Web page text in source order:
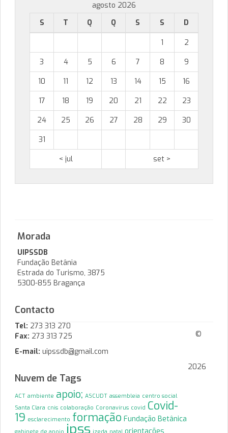
agosto 2026
S
T Q Q S S D
1
2
3
4 5 6 7 8
9
10
11 12 13 14 15
16
17
18 19 20 21 22
23
24
25 26 27 28 29
30
31
< jul
set >
Morada
UIPSSDB
Fundação Betânia
Estrada do Turismo, 3875
5300-855 Bragança
Contacto
Tel: 273 313 270
Fax: 273 313 725
E-mail: uipssdb@gmail.com
Nuvem de Tags
ACT ambiente apoio; ASCUDT assembleia centro social
Santa Clara cnis colaboração Coronavírus covid Covid-
19 esclarecimento formação Fundação Betânica
gabinete de apoio ipss izeda natal
©
2026